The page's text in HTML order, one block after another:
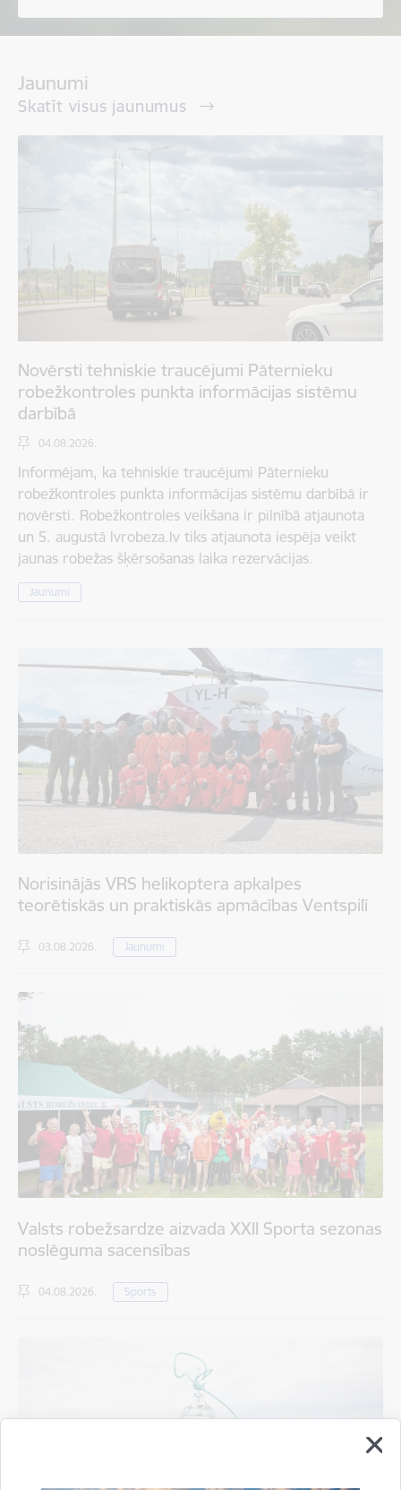
Jaunumi
Skatīt visus jaunumus
Novērsti tehniskie traucējumi Pāternieku
robežkontroles punkta informācijas sistēmu
darbībā
04.08.2026.
Informējam, ka tehniskie traucējumi Pāternieku
robežkontroles punkta informācijas sistēmu darbībā ir
novērsti. Robežkontroles veikšana ir pilnībā atjaunota
un 5. augustā lvrobeza.lv tiks atjaunota iespēja veikt
jaunas robežas šķērsošanas laika rezervācijas.
Jaunumi
Norisinājās VRS helikoptera apkalpes
teorētiskās un praktiskās apmācības Ventspilī
03.08.2026. Jaunumi
Valsts robežsardze aizvada XXII Sporta sezonas
noslēguma sacensības
04.08.2026. Sports